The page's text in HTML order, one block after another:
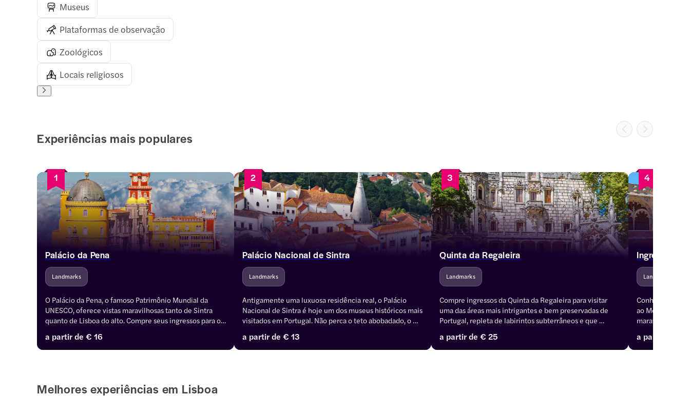
Museus
Plataformas de observação
Zoológicos
Locais religiosos
Experiências mais populares
1
Palácio da Pena
Landmarks
O Palácio da Pena, o famoso Patrimônio Mundial da
UNESCO, oferece vistas maravilhosas tanto de Sintra
quanto de Lisboa do alto. Compre seus ingressos para o
passeios de um dia com traslados de ida e volta e opções
combinadas.
a partir de € 16
2
Palácio Nacional de Sintra
Landmarks
Antigamente uma luxuosa residência real, o Palácio
Nacional de Sintra é hoje um dos museus históricos mais
visitados em Portugal. Não perca o teto abobadado, o
para o Palácio Nacional de Sintra e aproveite o acesso
sem fila e ilimitado a todas as áreas.
a partir de € 13
3
Quinta da Regaleira
Landmarks
Compre ingressos da Quinta da Regaleira para visitar
uma das áreas mais intrigantes e bem preservadas de
Portugal, repleta de labirintos subterrâneos e que
Localizada na Serra de Sintra, a Quinta da Regaleira é
Patrimônio Mundial da UNESCO desde 1995.
a partir de € 25
4
Ingressos
Landmarks
Conheça a
ao Mosteiro dos
maravilha
Mosteiro dos
a partir de
Melhores experiências em Lisboa